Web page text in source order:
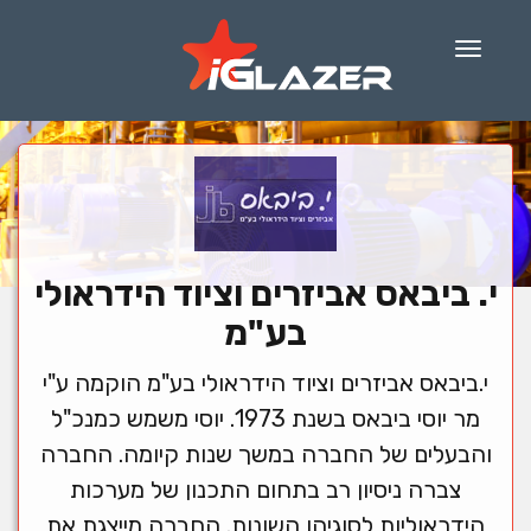
Menu
י. ביבאס אביזרים וציוד הידראולי
בע"מ
י.ביבאס אביזרים וציוד הידראולי בע"מ הוקמה ע"י
מר יוסי ביבאס בשנת 1973. יוסי משמש כמנכ"ל
והבעלים של החברה במשך שנות קיומה. החברה
צברה ניסיון רב בתחום התכנון של מערכות
הידראוליות לסוגיהן השונות. החברה מייצגת את